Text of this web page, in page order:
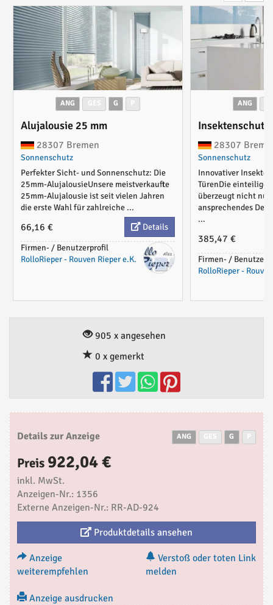
ANG G
Alujalousie 25 mm
28307 Bremen
Sonnenschutz
Perfekter Sicht- und Sonnenschutz: Die
25mm-AlujalousieUnsere meistverkaufte
25mm-Alujalousie ist seit vielen Jahren
die erste Wahl für zahlreiche ...
66,16 €
Details
Firmen- / Benutzerprofil
RolloRieper - Rouven Rieper e.K.
ANG
28307
Sonnenschutz
Innovativer
TürenDie einteilige
überzeugt nicht nur
ansprechendes
...
385,47 €
Firmen- /
RolloRieper -
905 x angesehen
0 x gemerkt
Details zur Anzeige ANG G
Preis 922,04 €
inkl. MwSt.
Anzeigen-Nr.: 1356
Externe Anzeigen-Nr.: RR-AD-924
Produktdetails ansehen
Anzeige
weiterempfehlen
Verstoß oder toten Link
melden
Anzeige ausdrucken